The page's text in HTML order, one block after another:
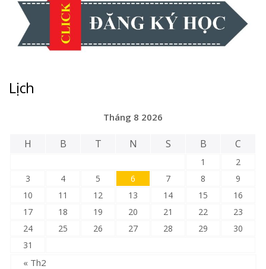
Lịch
Tháng 8 2026
H B T N S B C
1
2
3
4 5 6 7 8
9
10
11 12 13 14 15
16
17
18 19 20 21 22
23
24
25 26 27 28 29
30
31
« Th2